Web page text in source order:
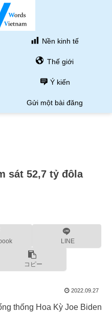
Nền kinh tế
Thế giới
Ý kiến
Gửi một bài đăng
sát 52,7 tỷ đôla
LINE
コピー
2022.09.27
thống Hoa Kỳ Joe Biden